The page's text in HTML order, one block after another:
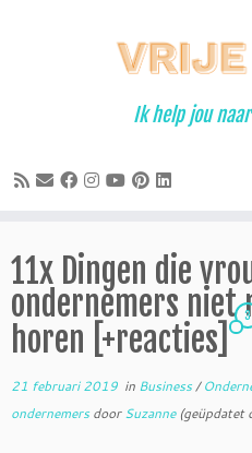
Ik help jou
11x Dingen die
ondernemers niet
horen [+reacties]
3
21 februari 2019 in Business/
ondernemersdoorSuzanne(geüpdatet